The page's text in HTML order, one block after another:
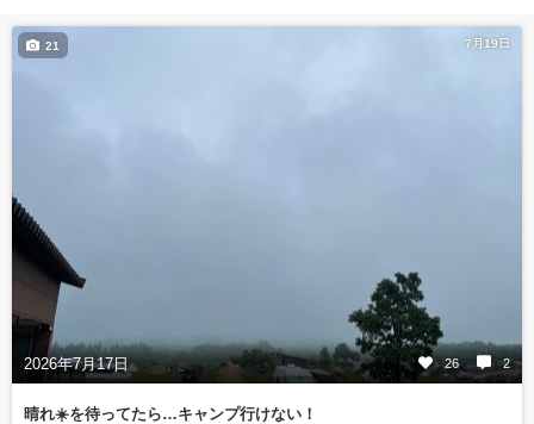
7月19日
2026年7月17日 26 2
21
晴れ☀️を待ってたら…キャンプ行けない！